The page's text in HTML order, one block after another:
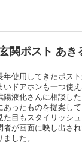
関ポスト あき
年使用してきたポス
いドアホンも一つ使
陽液化さんに相談し
あったものを提案して
た目もスタイリッシ
者が画面に映し出さ
ました。